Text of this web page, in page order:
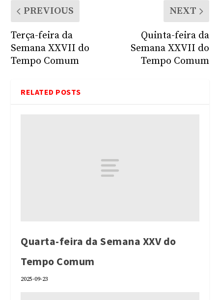
PREVIOUS
Terça-feira da
Semana XXVII do
Tempo Comum
NEXT
Quinta-feira da
Semana XXVII do
Tempo Comum
RELATED POSTS
Quarta-feira da Semana XXV do
Tempo Comum
2025-09-23